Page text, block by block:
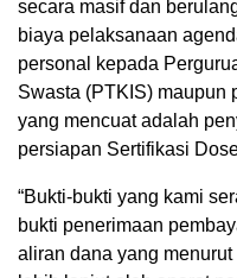
secara masif dan
biaya pelaksanaan
personal kepada
Swasta (PTKIS) maupun
yang mencuat adalah
persiapan Sertifikasi
“Bukti-bukti yang kami
bukti penerimaan
aliran dana yang